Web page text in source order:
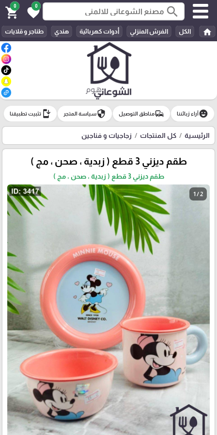
search
0
favorite
0
shopping_cart
home الكل الفرش المنزلي أدوات كهربائية هندي طناجر و قلايات
emoji_emotionsآراء زبائننا commuteمناطق التوصيل securityسياسة المتجر install_mobile تثبيت تطبيقنا
الرئيسية كل المنتجات زجاجيات و فناجين
طقم ديزني 3 قطع ( زبدية ، صحن ، مج )
طقم ديزني 3 قطع ( زبدية ، صحن ، مج )
1 / 2